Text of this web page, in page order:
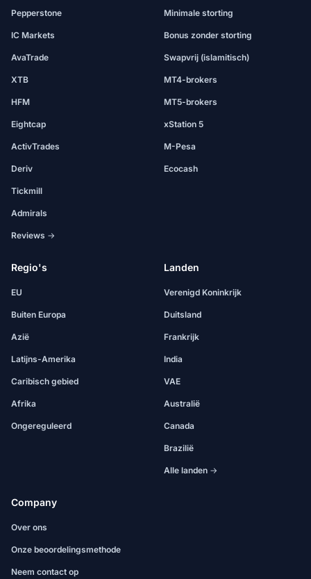
Pepperstone
IC Markets
AvaTrade
XTB
HFM
Eightcap
ActivTrades
Deriv
Tickmill
Admirals
Reviews →
Minimale storting
Bonus zonder storting
Swapvrij (islamitisch)
MT4-brokers
MT5-brokers
xStation 5
M-Pesa
Ecocash
Regio's
EU
Buiten Europa
Azië
Latijns-Amerika
Caribisch gebied
Afrika
Ongereguleerd
Landen
Verenigd Koninkrijk
Duitsland
Frankrijk
India
VAE
Australië
Canada
Brazilië
Alle landen →
Company
Over ons
Onze beoordelingsmethode
Neem contact op